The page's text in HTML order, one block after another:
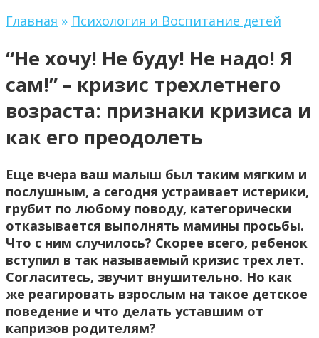
Главная » Психология и Воспитание детей
“Не хочу! Не буду! Не надо! Я
сам!” – кризис трехлетнего
возраста: признаки кризиса и
как его преодолеть
Еще вчера ваш малыш был таким мягким и
послушным, а сегодня устраивает истерики,
грубит по любому поводу, категорически
отказывается выполнять мамины просьбы.
Что с ним случилось? Скорее всего, ребенок
вступил в так называемый кризис трех лет.
Согласитесь, звучит внушительно. Но как
же реагировать взрослым на такое детское
поведение и что делать уставшим от
капризов родителям?